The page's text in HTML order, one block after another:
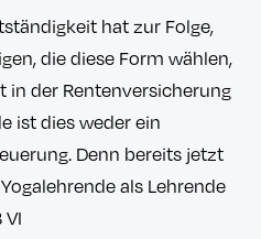
hat zur Folge,
die diese Form wählen,
in der Rentenversicherung
ist dies weder ein
Denn bereits jetzt
als Lehrende